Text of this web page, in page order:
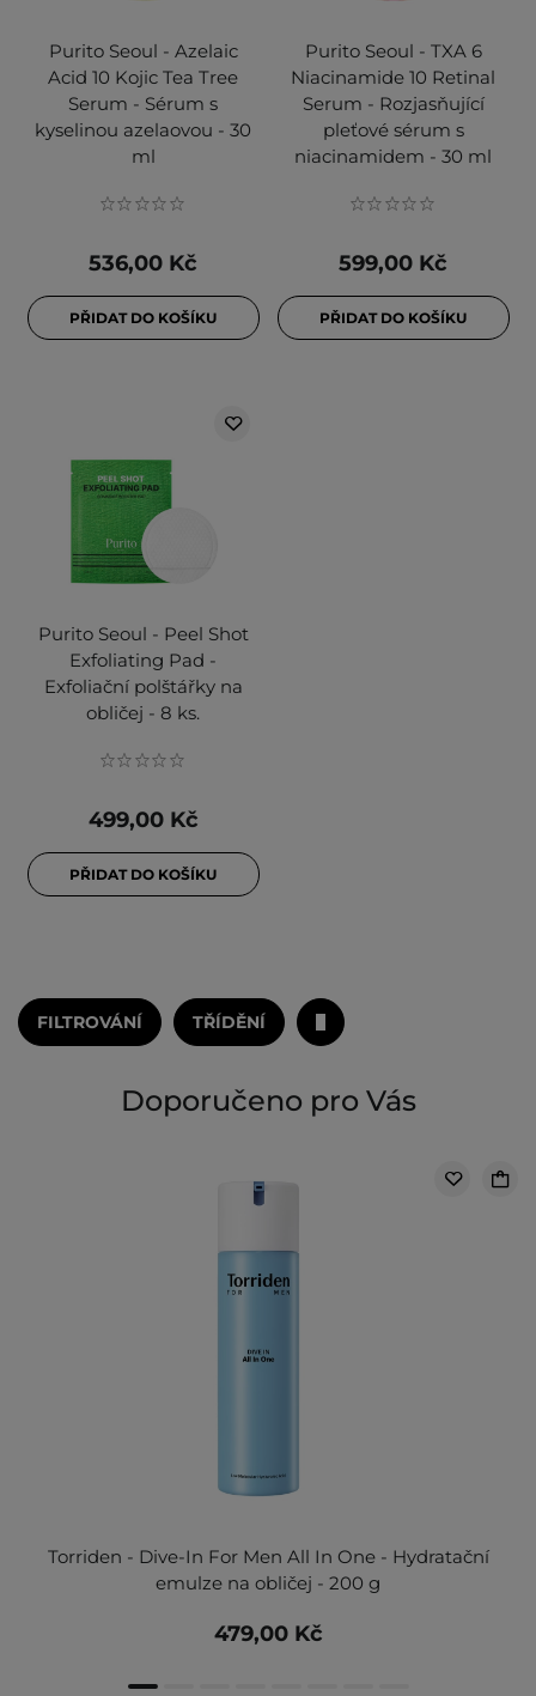
Purito Seoul - Azelaic
Acid 10 Kojic Tea Tree
Serum - Sérum s
kyselinou azelaovou - 30
ml
536,00 Kč
PŘIDAT DO KOŠÍKU
Purito Seoul - TXA 6
Niacinamide 10 Retinal
Serum - Rozjasňující
pleťové sérum s
niacinamidem - 30 ml
599,00 Kč
PŘIDAT DO KOŠÍKU
Purito Seoul - Peel Shot
Exfoliating Pad -
Exfoliační polštářky na
obličej - 8 ks.
499,00 Kč
PŘIDAT DO KOŠÍKU
FILTROVÁNÍ TŘÍDĚNÍ
Doporučeno pro Vás
Torriden - Dive-In For Men All In One - Hydratační
emulze na obličej - 200 g
479,00 Kč